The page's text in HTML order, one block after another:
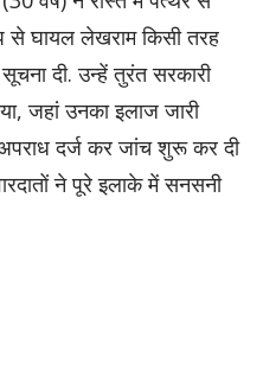
से घायल लेखराम किसी तरह
दी. उन्हें तुरंत सरकारी
जहां उनका इलाज जारी
दर्ज कर जांच शुरू कर दी
ने पूरे इलाके में सनसनी